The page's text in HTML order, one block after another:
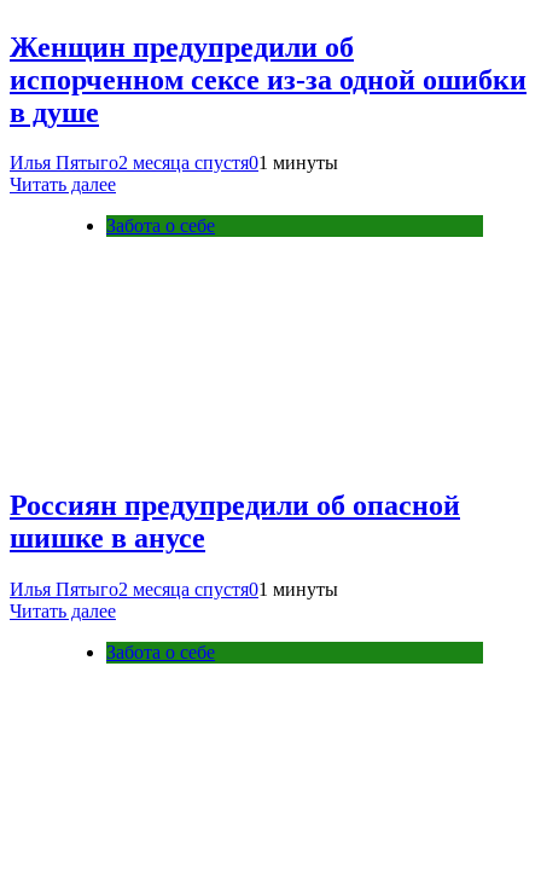
Женщин предупредили об
испорченном сексе из-за одной ошибки
в душе
Илья Пятыго2 месяца спустя01 минуты
Читать далее
Забота о себе
Россиян предупредили об опасной
шишке в анусе
Илья Пятыго2 месяца спустя01 минуты
Читать далее
Забота о себе